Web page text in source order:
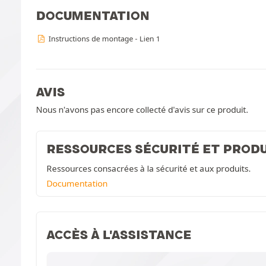
DOCUMENTATION
Instructions de montage - Lien 1
AVIS
Nous n'avons pas encore collecté d'avis sur ce produit.
RESSOURCES SÉCURITÉ ET
Ressources consacrées à la sécurité et aux produits.
Documentation
ACCÈS À L'ASSISTANCE